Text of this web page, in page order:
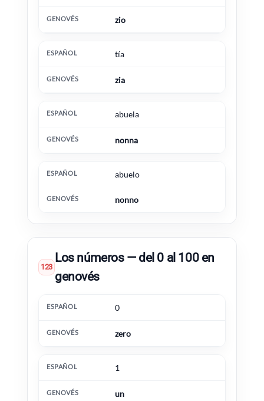
zio
tía
zia
abuela
nonna
abuelo
nonno
123
Los números — del 0 al 100 en
genovés
Español Genovés
0
zero
1
un